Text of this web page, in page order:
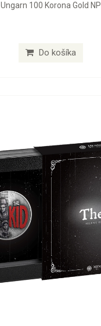
Ungarn 100 Korona Gold NP
Do košíka